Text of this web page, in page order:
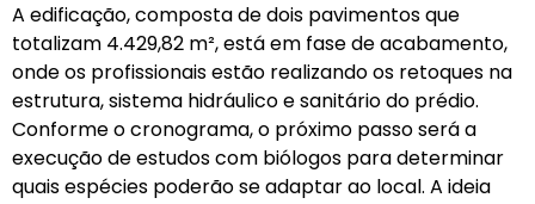
A edificação, composta de dois pavimentos que
totalizam 4.429,82 m², está em fase de acabamento,
onde os profissionais estão realizando os retoques na
estrutura, sistema hidráulico e sanitário do prédio.
Conforme o cronograma, o próximo passo será a
execução de estudos com biólogos para determinar
quais espécies poderão se adaptar ao local. A ideia